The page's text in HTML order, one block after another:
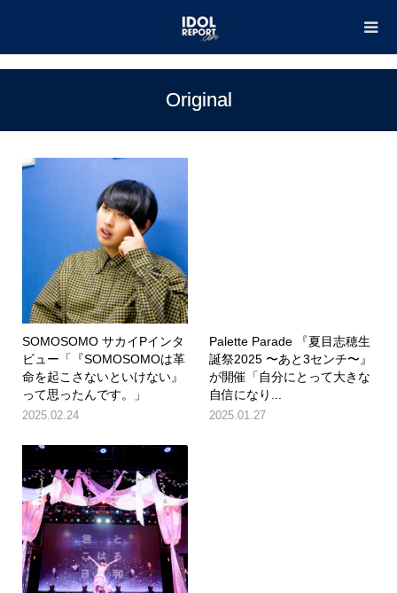
Original
SOMOSOMO サカイPインタ
ビュー「『SOMOSOMOは革
命を起こさないといけない』
って思ったんです。」
2025.02.24
Palette Parade 『夏目志穂生
誕祭2025 〜あと3センチ〜』
が開催「自分にとって大きな
自信になり...
2025.01.27